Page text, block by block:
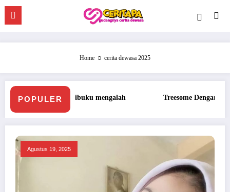
content
Home cerita dewasa 2025
POPULER
ibuku mengalah Treesome Dengan Penis Besar Pegawai
Agustus 19, 2025